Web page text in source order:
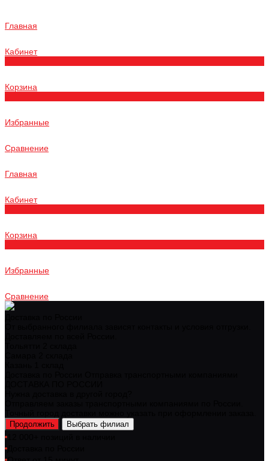
Главная
Кабинет
Корзина
Избранные
Сравнение
Главная
Кабинет
Корзина
Избранные
Сравнение
Продолжить Выбрать филиал